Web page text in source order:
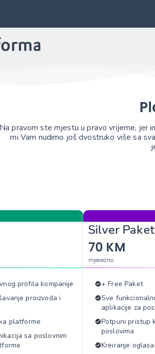
Na pravom ste mjestu u pravo vrijeme, jer
mi Vam nudimo još dvostruko više sa
profila kompanije
proizvoda i
platforme
sa poslovnim
Silver Paket
70 KM
mjesečno
+ Free Paket
Sve
aplikacije za
Potpuni pristup
poslovima
Kreiranje